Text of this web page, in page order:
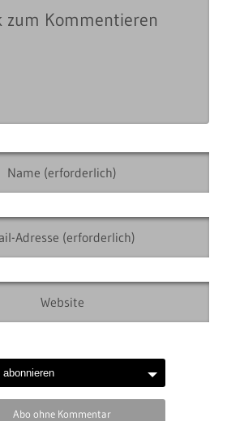
Abo ohne Kommentar